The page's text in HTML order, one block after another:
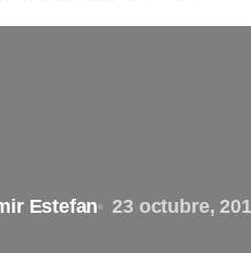
Estefan 23 octubre,